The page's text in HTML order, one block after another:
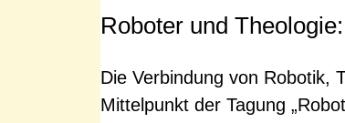
Roboter und
Die Verbindung von Robotik,
Mittelpunkt der Tagung